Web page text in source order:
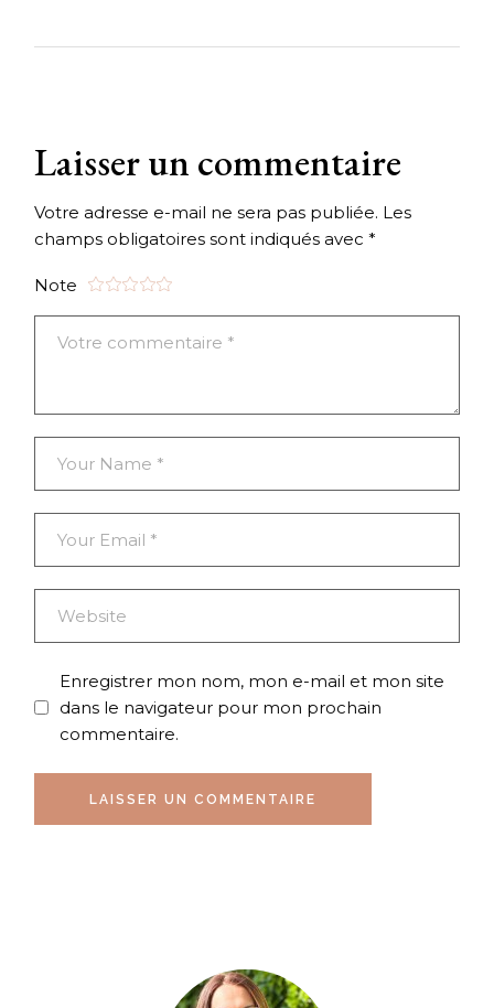
Laisser un commentaire
Votre adresse e-mail ne sera pas publiée. Les
champs obligatoires sont indiqués avec*
Note
Enregistrer mon nom, mon e-mail et mon site
dans le navigateur pour mon prochain
commentaire.
LAISSER UN COMMENTAIRE